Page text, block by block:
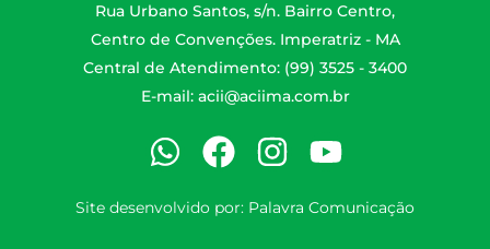
Rua Urbano Santos, s/n. Bairro Centro,
Centro de Convenções. Imperatriz - MA
Central de Atendimento: (99) 3525 - 3400
E-mail: acii@aciima.com.br
Site desenvolvido por: Palavra Comunicação